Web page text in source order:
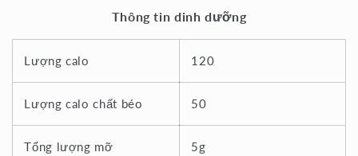
Thông tin dinh dưỡng
Lượng calo 120
Lượng calo chất béo 50
Tổng lượng mỡ 5g